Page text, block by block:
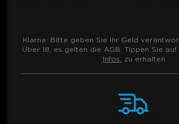
Klarna: Bitte geben Sie Ihr Geld
Über 18, es gelten die AGB. Tippen Sie auf
Infos.
zu erhalten